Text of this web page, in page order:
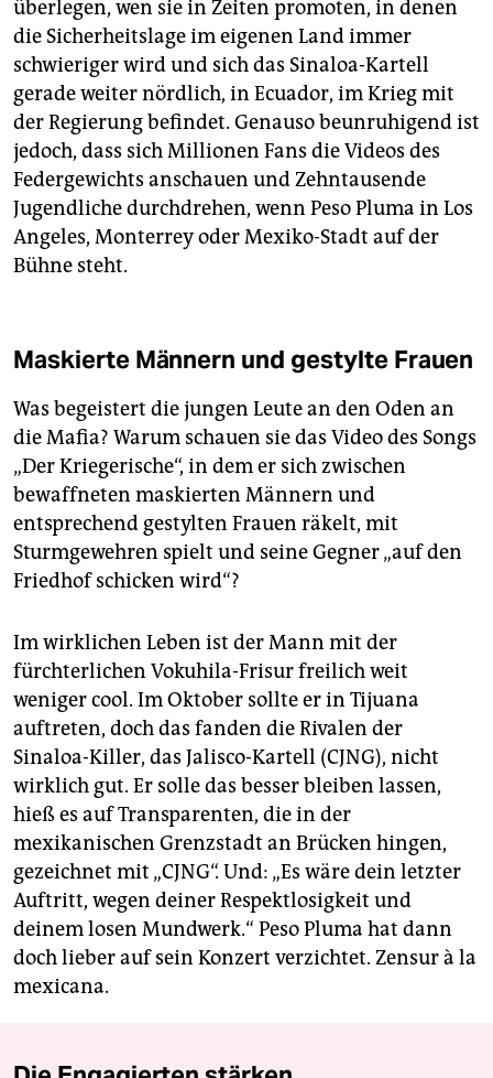
überlegen, wen sie in Zeiten promoten, in denen
die Sicherheitslage im eigenen Land immer
schwieriger wird und sich das Sinaloa-Kartell
gerade weiter nördlich, in Ecuador, im Krieg mit
der Regierung befindet. Genauso beunruhigend ist
jedoch, dass sich Millionen Fans die Videos des
Federgewichts anschauen und Zehntausende
Jugendliche durchdrehen, wenn Peso Pluma in Los
Angeles, Monterrey oder Mexiko-Stadt auf der
Bühne steht.
Maskierte Männern und gestylte Frauen
Was begeistert die jungen Leute an den Oden an
die Mafia? Warum schauen sie das Video des Songs
„Der Kriegerische“, in dem er sich zwischen
bewaffneten maskierten Männern und
entsprechend gestylten Frauen räkelt, mit
Sturmgewehren spielt und seine Gegner „auf den
Friedhof schicken wird“?
Im wirklichen Leben ist der Mann mit der
fürchterlichen Vokuhila-Frisur freilich weit
weniger cool. Im Oktober sollte er in Tijuana
auftreten, doch das fanden die Rivalen der
Sinaloa-Killer, das Jalisco-Kartell (CJNG), nicht
wirklich gut. Er solle das besser bleiben lassen,
hieß es auf Transparenten, die in der
mexikanischen Grenzstadt an Brücken hingen,
gezeichnet mit „CJNG“. Und: „Es wäre dein letzter
Auftritt, wegen deiner Respektlosigkeit und
deinem losen Mundwerk.“ Peso Pluma hat dann
doch lieber auf sein Konzert verzichtet. Zensur à la
mexicana.